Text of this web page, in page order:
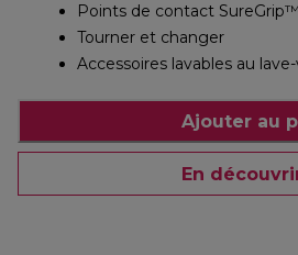
Points de contact SureGrip™
Tourner et changer
Accessoires lavables au
Ajouter au
En